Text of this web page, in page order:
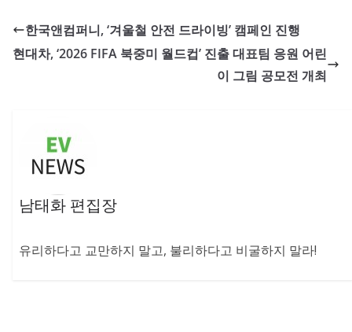
한국앤컴퍼니, ‘겨울철 안전 드라이빙’ 캠페인 진행
현대차, ‘2026 FIFA 북중미 월드컵’ 진출 대표팀 응원 어린
이 그림 공모전 개최
남태화 편집장
유리하다고 교만하지 말고, 불리하다고 비굴하지 말라!